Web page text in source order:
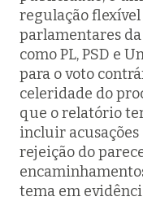
regulação
parlamentares
como PL, PSD e
para o voto
celeridade do
que o relatório
incluir acusações
rejeição do
tema em